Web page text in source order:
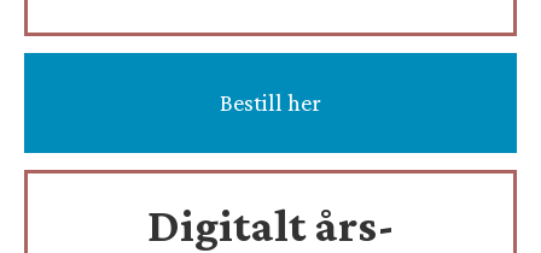
Bestill her
Digitalt års-